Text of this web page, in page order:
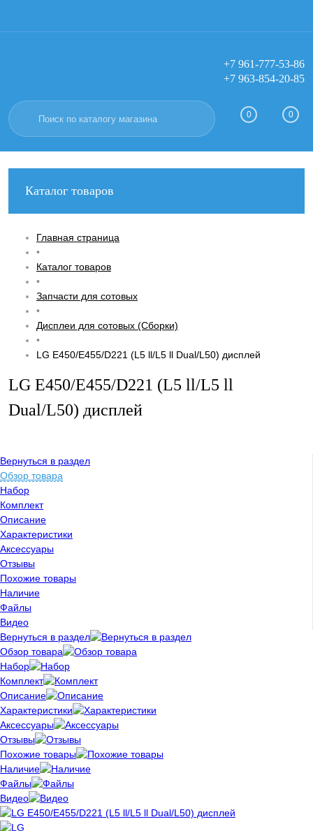
Вход Регистрация
+7 961-777-53-86
+7 963-854-20-85
0 0
Каталог товаров
Главная страница
•
Каталог товаров
•
Запчасти для сотовых
•
Дисплеи для сотовых (Сборки)
•
LG E450/E455/D221 (L5 ll/L5 ll Dual/L50) дисплей
LG E450/E455/D221 (L5 ll/L5 ll
Dual/L50) дисплей
Вернуться в раздел
Обзор товара
Набор
Комплект
Описание
Характеристики
Аксессуары
Отзывы
Похожие товары
Наличие
Файлы
Видео
Вернуться в раздел
Обзор товара
Набор
Комплект
Описание
Характеристики
Аксессуары
Отзывы
Похожие товары
Наличие
Файлы
Видео